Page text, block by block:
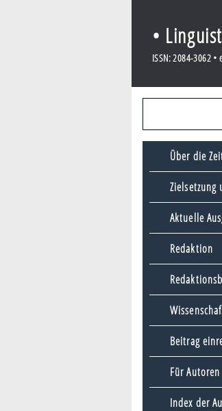
•
ISSN: 2084-3062 •
Über die
Zielsetzung
Aktuelle
Redaktion
Beitrag
Für Autoren
Index der